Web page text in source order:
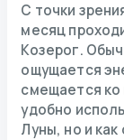
С точки
месяц
Козерог.
ощущается
смещается ко
удобно
Луны, но и